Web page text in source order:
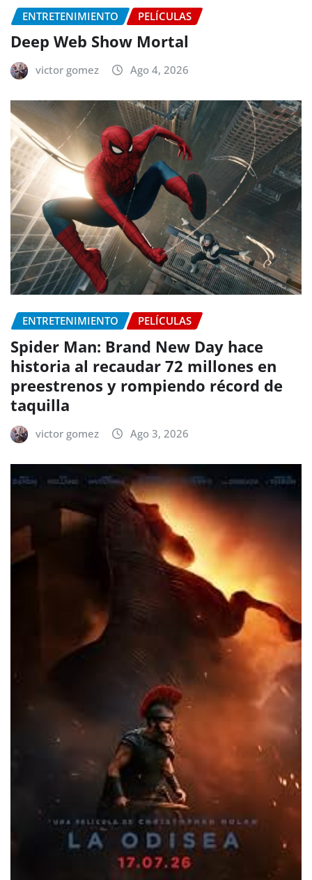
ENTRETENIMIENTO PELÍCULAS
Deep Web Show Mortal
victor gomez Ago 4, 2026
ENTRETENIMIENTO PELÍCULAS
Spider Man: Brand New Day hace
historia al recaudar 72 millones en
preestrenos y rompiendo récord de
taquilla
victor gomez Ago 3, 2026